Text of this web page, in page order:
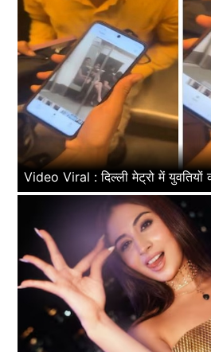
Video Viral : दिल्ली मेट्रो में युवतियों